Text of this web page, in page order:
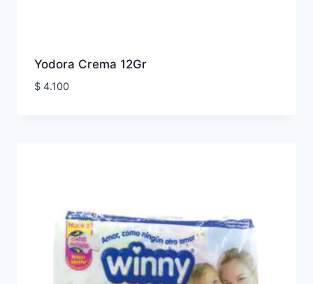
Yodora Crema 12Gr
$4.100